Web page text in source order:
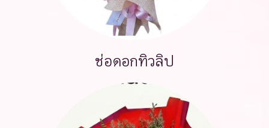
ช่อดอกทิวลิป